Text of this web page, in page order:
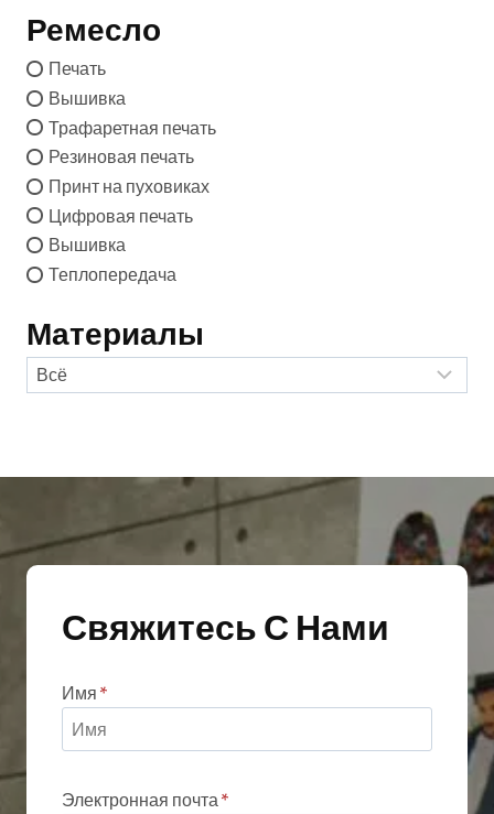
Ремесло
Печать
Вышивка
Трафаретная печать
Резиновая печать
Принт на пуховиках
Цифровая печать
Вышивка
Теплопередача
Материалы
Свяжитесь С Нами
Имя *
Электронная почта *